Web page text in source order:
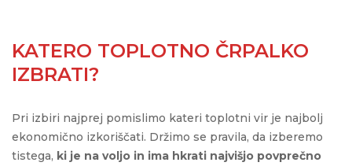
KATERO TOPLOTNO ČRPALKO
IZBRATI?
Pri izbiri najprej pomislimo kateri toplotni vir je najbolj
ekonomično izkoriščati. Držimo se pravila, da izberemo
tistega, ki je na voljo in ima hkrati najvišjo povprečno